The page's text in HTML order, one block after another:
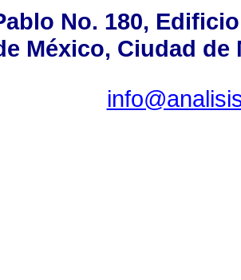
No. 180,
México, Ciudad de